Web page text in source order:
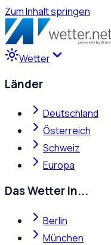
Zum Inhalt springen
Wetter
Länder
Deutschland
Österreich
Schweiz
Europa
Das Wetter in...
Berlin
München